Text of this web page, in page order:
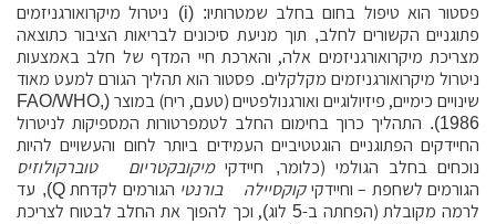
פסטור הוא טיפול בחום בחלב שמטרותיו: (
i
) ניטרול מיקרואורגניזמים
פתוגניים הקשורים לחלב, תוך מניעת סיכונים לבריאות הציבור כתוצאה
מצריכת מיקרואורגניזמים אלה, והארכת חיי המדף של חלב באמצעות
ניטרול מיקרואורגניזמים מקלקלים. פסטור הוא תהליך הגורם למעט מאוד
שינויים כימיים, פיזיולוגיים ואורגנולפטיים (טעם, ריח) במוצר (FAO/WHO,
1986)
. התהליך כרוך בחימום החלב לטמפרטורות המספיקות לניטרול
החיידקים הפתוגניים הוגטטיביים העמידים ביותר לחום והעשויים להיות
נוכחים בחלב הגולמי (כלומר, חיידקימיקובקטריום
טוברקולוזיס
הגורמים לשחפת – וחיידקי קוקסיילה בורנטי הגורמים לקדחתQ
), עד
לרמה מקובלת (הפחתה ב-5 לוג), וכך להפוך את החלב לבטוח לצריכת